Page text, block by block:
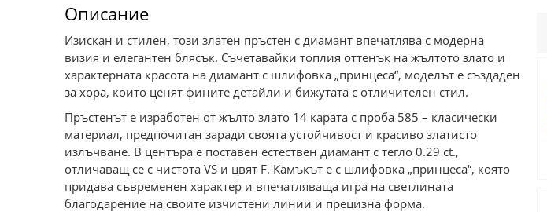
Описание
Изискан и стилен, този златен пръстен с диамант впечатлява с модерна
визия и елегантен блясък. Съчетавайки топлия оттенък на жълтото злато и
характерната красота на диамант с шлифовка „принцеса“, моделът е създаден
за хора, които ценят фините детайли и бижутата с отличителен стил.
Пръстенът е изработен от жълто злато 14 карата с проба 585 – класически
материал, предпочитан заради своята устойчивост и красиво златисто
излъчване. В центъра е поставен естествен диамант с тегло 0.29 ct.,
отличаващ се с чистота VS и цвят F. Камъкът е с шлифовка „принцеса“, която
придава съвременен характер и впечатляваща игра на светлината
благодарение на своите изчистени линии и прецизна форма.